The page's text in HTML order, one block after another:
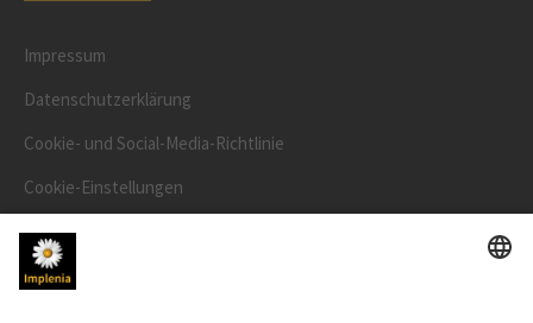
Impressum
Datenschutzerklärung
Cookie- und Social-Media-Richtlinie
Cookie-Einstellungen
Speak Up Line
AKTIENKURS